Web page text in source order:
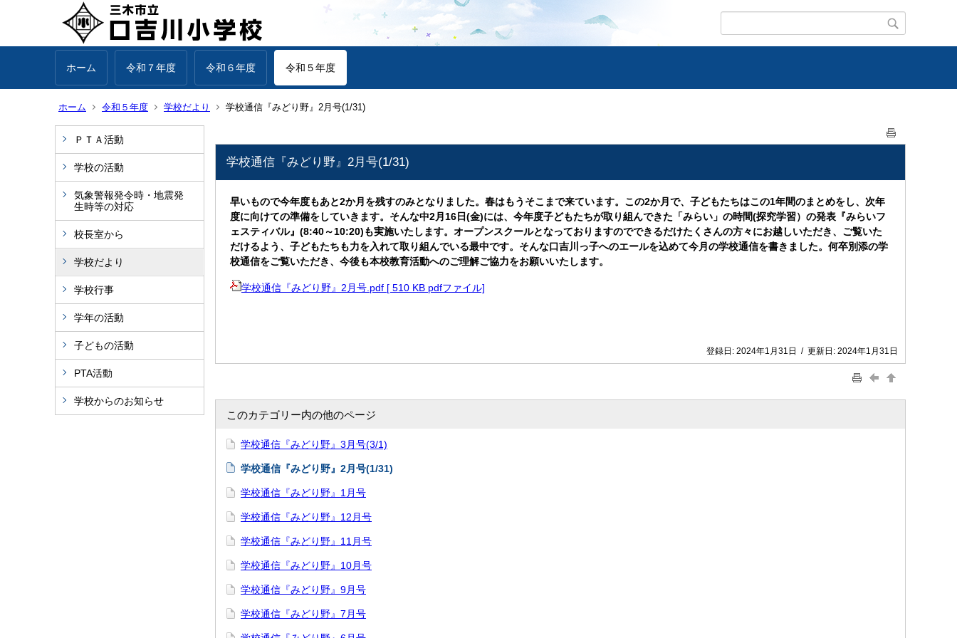
ホーム 令和７年度 令和６年度 令和５年度
ホーム 令和５年度 学校だより 学校通信『みどり野』2月号(1/31)
ＰＴＡ活動
学校の活動
気象警報発令時・地震発
生時等の対応
校長室から
学校だより
学校行事
学年の活動
子どもの活動
PTA活動
学校からのお知らせ
学校通信『みどり野』2月号(1/31)
早いもので今年度もあと2か月を残すのみとなりました。春はもうそこまで来ています。この2か月で、子どもたちはこの1年間のまとめをし、次年
度に向けての準備をしていきます。そんな中2月16日(金)には、今年度子どもたちが取り組んできた「みらい」の時間(探究学習）の発表『みらいフ
ェスティバル』(8:40～10:20)も実施いたします。オープンスクールとなっておりますのでできるだけたくさんの方々にお越しいただき、ご覧いた
だけるよう、子どもたちも力を入れて取り組んでいる最中です。そんな口吉川っ子へのエールを込めて今月の学校通信を書きました。何卒別添の学
校通信をご覧いただき、今後も本校教育活動へのご理解ご協力をお願いいたします。
学校通信『みどり野』2月号.pdf [ 510 KB pdfファイル]
登録日: 2024年1月31日 / 更新日: 2024年1月31日
このカテゴリー内の他のページ
学校通信『みどり野』3月号(3/1)
学校通信『みどり野』2月号(1/31)
学校通信『みどり野』1月号
学校通信『みどり野』12月号
学校通信『みどり野』11月号
学校通信『みどり野』10月号
学校通信『みどり野』9月号
学校通信『みどり野』7月号